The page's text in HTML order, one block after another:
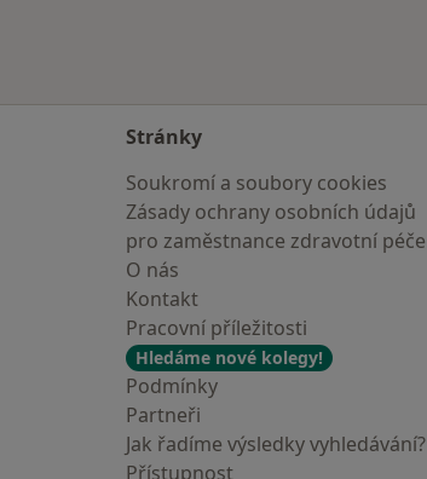
Stránky
Soukromí a soubory cookies
Zásady ochrany osobních údajů
pro zaměstnance zdravotní péče
O nás
Kontakt
Pracovní příležitosti
Hledáme nové kolegy!
Podmínky
Partneři
Jak řadíme výsledky vyhledávání?
Přístupnost